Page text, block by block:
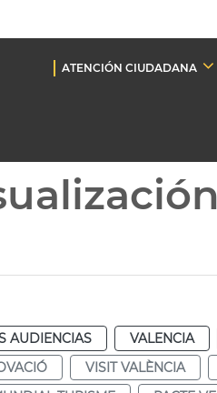
ATENCIÓN CIUDADANA
AUDIENCIAS VALENCIA
VISIT VALÈNCIA